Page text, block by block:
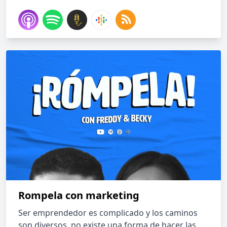
Rompela con marketing
Ser emprendedor es complicado y los caminos